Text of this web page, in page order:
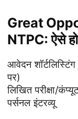
Great
NTPC: ऐसे
आवेदन
पर)
लिखित परीक्षा/
पर्सनल इंटरव्यू